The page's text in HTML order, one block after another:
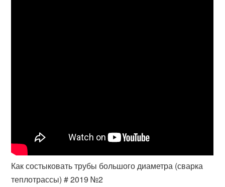
Как состыковать трубы большого диаметра (сварка
теплотрассы) # 2019 №2